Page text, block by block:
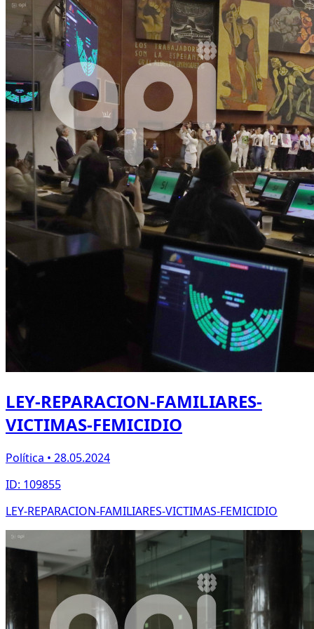
LEY-REPARACION-FAMILIARES-
VICTIMAS-FEMICIDIO
Política • 28.05.2024
ID: 109855
LEY-REPARACION-FAMILIARES-VICTIMAS-FEMICIDIO